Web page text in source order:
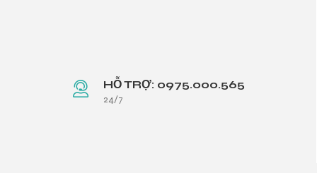
HỖ TRỢ: 0975.000.565
24/7